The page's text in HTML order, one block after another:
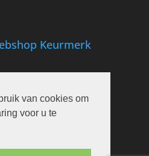
van cookies om
voor u te
Keurmerk